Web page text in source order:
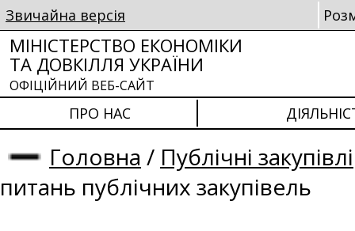
Звичайна версія
МІНІСТЕРСТВО ЕКОНОМІКИ
ТА ДОВКІЛЛЯ УКРАЇНИ
ОФІЦІЙНИЙ ВЕБ-САЙТ
ПРО НАС
Головна / Публічні закупівлі
питань публічних закупівель